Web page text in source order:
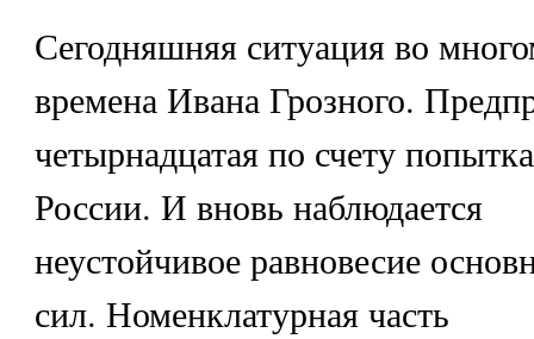
Сегодняшняя ситуация во
времена Ивана Грозного.
четырнадцатая по счету
России. И вновь наблюдается
неустойчивое равновесие
сил. Номенклатурная часть